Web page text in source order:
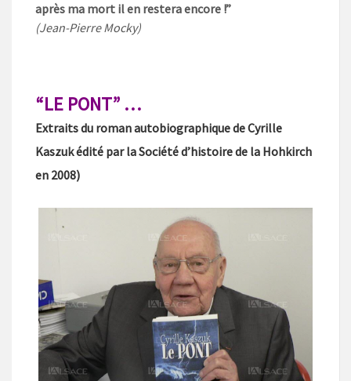
après ma mort il en restera encore !”
(Jean-Pierre Mocky)
“LE PONT” …
Extraits du roman autobiographique de Cyrille
Kaszuk édité par la Société d’histoire de la Hohkirch
en 2008)